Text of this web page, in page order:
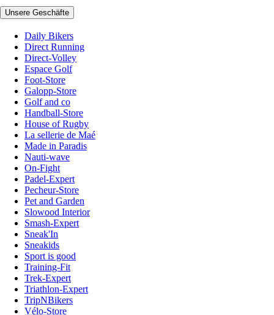
Unsere Geschäfte
Daily Bikers
Direct Running
Direct-Volley
Espace Golf
Foot-Store
Galopp-Store
Golf and co
Handball-Store
House of Rugby
La sellerie de Maé
Made in Paradis
Nauti-wave
On-Fight
Padel-Expert
Pecheur-Store
Pet and Garden
Slowood Interior
Smash-Expert
Sneak'In
Sneakids
Sport is good
Training-Fit
Trek-Expert
Triathlon-Expert
TripNBikers
Vélo-Store